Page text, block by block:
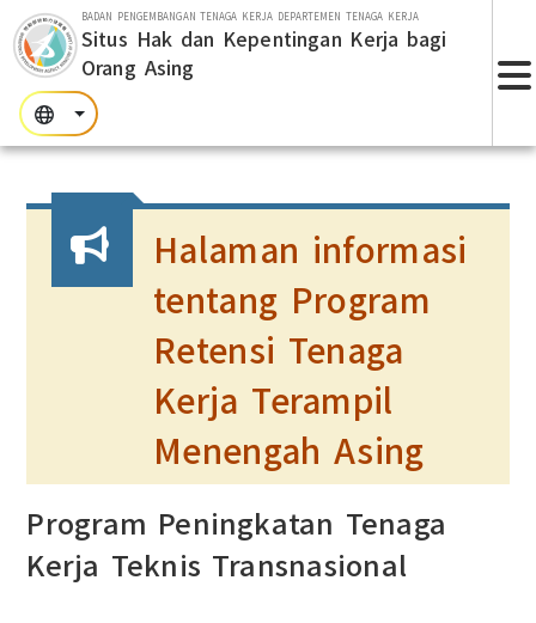
Lompat ke bagian utama
BADAN PENGEMBANGAN TENAGA KERJA DEPARTEMEN TENAGA KERJA
Situs Hak dan Kepentingan Kerja bagi
Orang Asing
:::
:::
Halaman informasi
tentang Program
Retensi Tenaga
Kerja Terampil
Menengah Asing
Program Peningkatan Tenaga
Kerja Teknis Transnasional